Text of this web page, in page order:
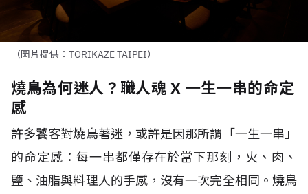
（圖片提供：TORIKAZE TAIPEI）
燒鳥為何迷人？職人魂 X 一生一串的命定
感
許多饕客對燒鳥著迷，或許是因那所謂 「一生一串」
的命定感：每一串都僅存在於當下那刻，火、肉、
鹽、油脂與料理人的手感，沒有一次完全相同。燒鳥